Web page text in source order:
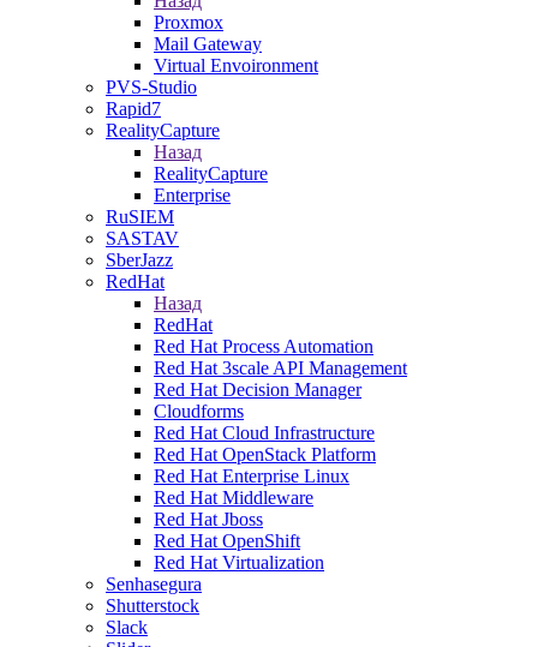
Proxmox
Mail Gateway
Virtual Envoironment
PVS-Studio
Rapid7
RealityCapture
Назад
RealityCapture
Enterprise
RuSIEM
SASTAV
SberJazz
RedHat
Назад
RedHat
Red Hat Process Automation
Red Hat 3scale API Management
Red Hat Decision Manager
Cloudforms
Red Hat Cloud Infrastructure
Red Hat OpenStack Platform
Red Hat Enterprise Linux
Red Hat Middleware
Red Hat Jboss
Red Hat OpenShift
Red Hat Virtualization
Senhasegura
Shutterstock
Slack